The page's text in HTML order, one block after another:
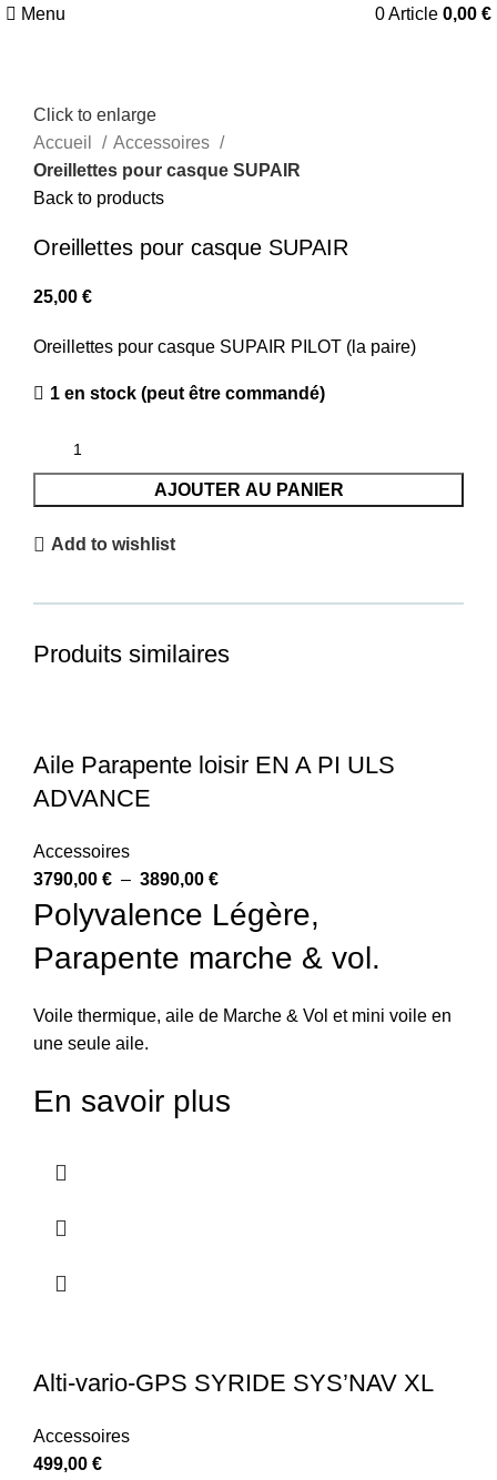
Menu 0Article 0,00 €
Click to enlarge
Accueil
Accessoires
Oreillettes pour casque SUPAIR
Back to products
Oreillettes pour casque SUPAIR
25,00 €
Oreillettes pour casque SUPAIR PILOT (la paire)
1 en stock (peut être commandé)
AJOUTER AU PANIER
Add to wishlist
Produits similaires
Aile Parapente loisir EN A PI ULS
ADVANCE
Accessoires
3790,00 € – 3890,00 €
Polyvalence Légère,
Parapente marche & vol.
Voile thermique, aile de Marche & Vol et mini voile en
une seule aile.
En savoir plus
Alti-vario-GPS SYRIDE SYS’NAV XL
Accessoires
499,00 €